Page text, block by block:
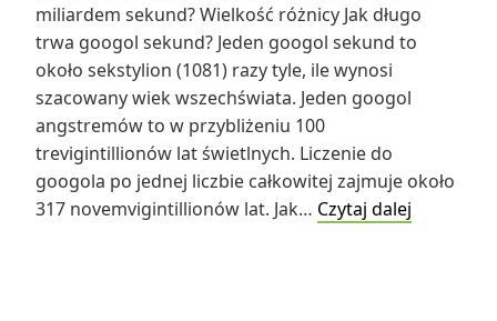
miliardem sekund? Wielkość różnicy Jak długo
trwa googol sekund? Jeden googol sekund to
około sekstylion (1081) razy tyle, ile wynosi
szacowany wiek wszechświata. Jeden googol
angstremów to w przybliżeniu 100
trevigintillionów lat świetlnych. Liczenie do
googola po jednej liczbie całkowitej zajmuje około
317 novemvigintillionów lat. Jak… Czytaj dalej